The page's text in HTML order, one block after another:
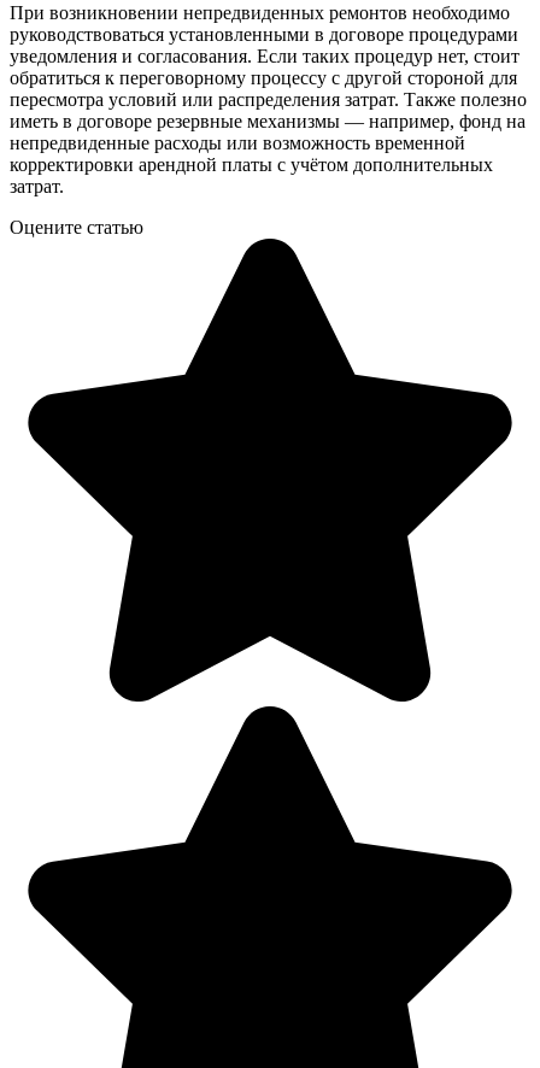
При возникновении непредвиденных ремонтов необходимо
руководствоваться установленными в договоре процедурами
уведомления и согласования. Если таких процедур нет, стоит
обратиться к переговорному процессу с другой стороной для
пересмотра условий или распределения затрат. Также полезно
иметь в договоре резервные механизмы — например, фонд на
непредвиденные расходы или возможность временной
корректировки арендной платы с учётом дополнительных
затрат.
Оцените статью